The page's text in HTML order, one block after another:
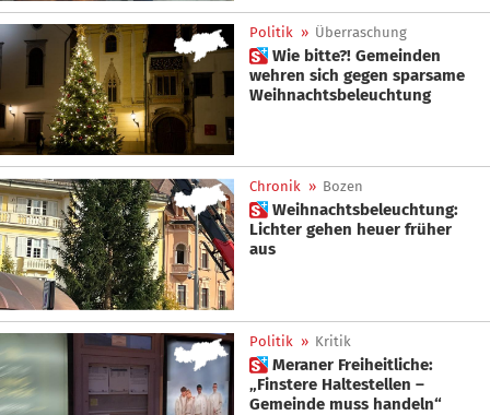
Politik » Überraschung
 Wie bitte?! Gemeinden
wehren sich gegen sparsame
Weihnachtsbeleuchtung
Chronik » Bozen
 Weihnachtsbeleuchtung:
Lichter gehen heuer früher
aus
Politik » Kritik
 Meraner Freiheitliche:
„Finstere Haltestellen –
Gemeinde muss handeln“